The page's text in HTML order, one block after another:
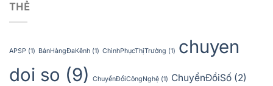
THẺ
APSP (1) BánHàngĐaKênh (1) ChinhPhụcThịTrường (1) chuyen
doi so (9) ChuyểnĐổiCôngNghệ (1) ChuyểnĐổiSố (2)